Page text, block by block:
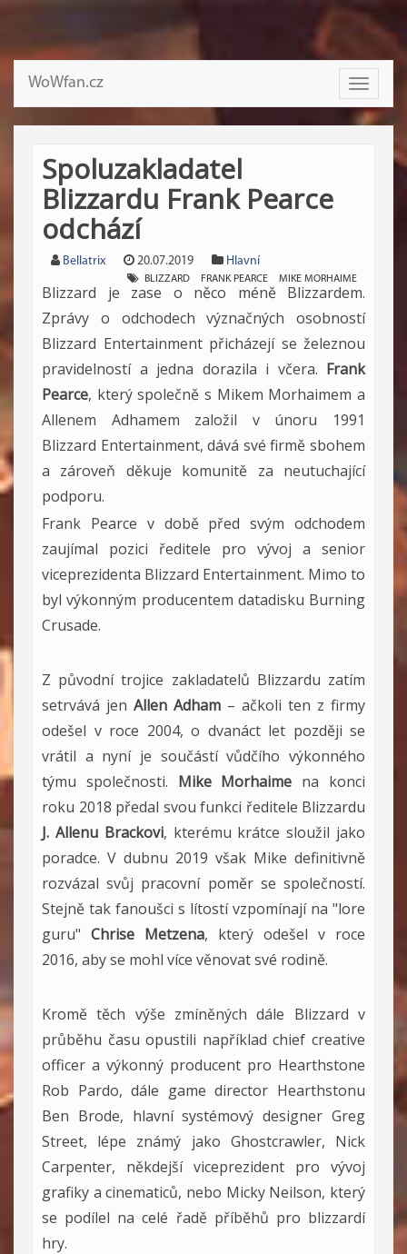
Toggle
WoWfan.cz
Spoluzakladatel
Blizzardu Frank Pearce
odchází
Bellatrix 20.07.2019 Hlavní
BLIZZARD FRANK PEARCE MIKE MORHAIME
Blizzard je zase o něco méně Blizzardem.
Zprávy o odchodech význačných osobností
Blizzard Entertainment přicházejí se železnou
pravidelností a jedna dorazila i včera. Frank
Pearce, který společně s Mikem Morhaimem a
Allenem Adhamem založil v únoru 1991
Blizzard Entertainment, dává své firmě sbohem
a zároveň děkuje komunitě za neutuchající
podporu.
Frank Pearce v době před svým odchodem
zaujímal pozici ředitele pro vývoj a senior
viceprezidenta Blizzard Entertainment. Mimo to
byl výkonným producentem datadisku Burning
Crusade.
Z původní trojice zakladatelů Blizzardu zatím
setrvává jen Allen Adham – ačkoli ten z firmy
odešel v roce 2004, o dvanáct let později se
vrátil a nyní je součástí vůdčího výkonného
týmu společnosti. Mike Morhaime na konci
roku 2018 předal svou funkci ředitele Blizzardu
J. Allenu Brackovi, kterému krátce sloužil jako
poradce. V dubnu 2019 však Mike definitivně
rozvázal svůj pracovní poměr se společností.
Stejně tak fanoušci s lítostí vzpomínají na "lore
guru" Chrise Metzena, který odešel v roce
2016, aby se mohl více věnovat své rodině.
Kromě těch výše zmíněných dále Blizzard v
průběhu času opustili například chief creative
officer a výkonný producent pro Hearthstone
Rob Pardo, dále game director Hearthstonu
Ben Brode, hlavní systémový designer Greg
Street, lépe známý jako Ghostcrawler, Nick
Carpenter, někdejší viceprezident pro vývoj
grafiky a cinematiců, nebo Micky Neilson, který
se podílel na celé řadě příběhů pro blizzardí
hry.